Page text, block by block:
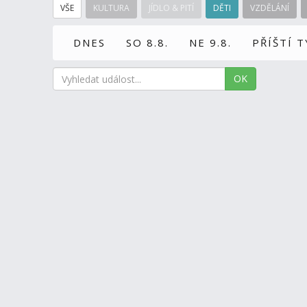
VŠE KULTURA JÍDLO & PITÍ DĚTI VZDĚLÁNÍ
DNES SO 8.8. NE 9.8. PŘÍŠTÍ
OK